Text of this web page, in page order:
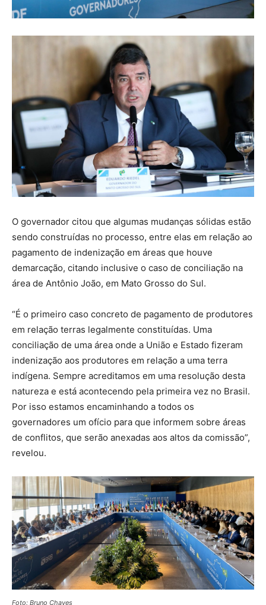
O governador citou que algumas mudanças sólidas estão
sendo construídas no processo, entre elas em relação ao
pagamento de indenização em áreas que houve
demarcação, citando inclusive o caso de conciliação na
área de Antônio João, em Mato Grosso do Sul.
“É o primeiro caso concreto de pagamento de produtores
em relação terras legalmente constituídas. Uma
conciliação de uma área onde a União e Estado fizeram
indenização aos produtores em relação a uma terra
indígena. Sempre acreditamos em uma resolução desta
natureza e está acontecendo pela primeira vez no Brasil.
Por isso estamos encaminhando a todos os
governadores um ofício para que informem sobre áreas
de conflitos, que serão anexadas aos altos da comissão”,
revelou.
Foto: Bruno Chaves